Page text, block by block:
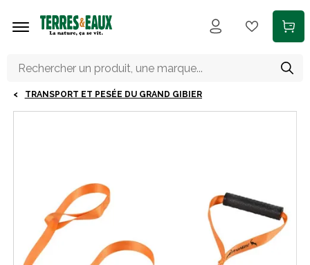
TRANSPORT ET PESÉE DU GRAND GIBIER